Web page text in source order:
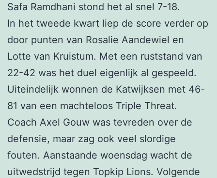
Safa Ramdhani stond het al snel 7-18.
In het tweede kwart liep de score verder op
door punten van Rosalie Aandewiel en
Lotte van Kruistum. Met een ruststand van
22-42 was het duel eigenlijk al gespeeld.
Uiteindelijk wonnen de Katwijksen met 46-
81 van een machteloos Triple Threat.
Coach Axel Gouw was tevreden over de
defensie, maar zag ook veel slordige
fouten. Aanstaande woensdag wacht de
uitwedstrijd tegen Topkip Lions. Volgende